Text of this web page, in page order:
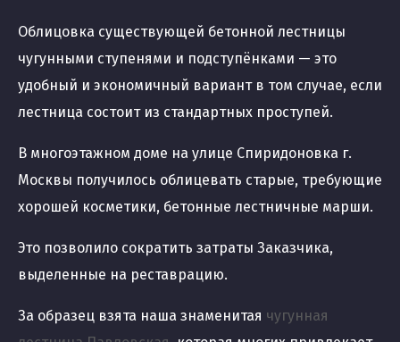
Облицовка существующей бетонной лестницы
чугунными ступенями и подступёнками — это
удобный и экономичный вариант в том случае, если
лестница состоит из стандартных проступей.
В многоэтажном доме на улице Спиридоновка г.
Москвы получилось облицевать старые, требующие
хорошей косметики, бетонные лестничные марши.
Это позволило сократить затраты Заказчика,
выделенные на реставрацию.
За образец взята наша знаменитая чугунная